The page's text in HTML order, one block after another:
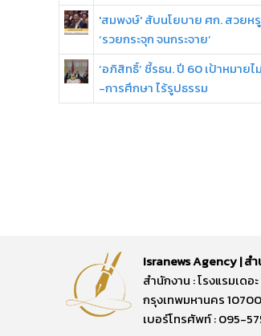
'สมพงษ์' สับนโยบาย ศก. สวยหรู
‘รวยกระจุก จนกระจาย’
‘อภิสิทธิ์’ ชี้รธน. ปี 60 เป้าหมาย
-การศึกษา ไร้รูปธรรม
Isranews Agency | ส
สำนักงาน : โรงแรมเด
กรุงเทพมหานคร 10700
เบอร์โทรศัพท์ : 095-